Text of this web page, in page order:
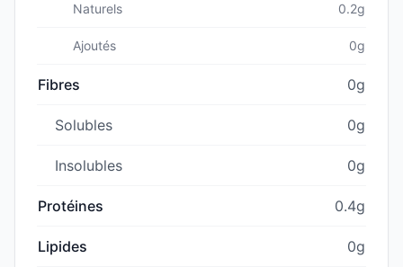
Naturels 0.2g
Ajoutés 0g
Fibres 0g
Solubles 0g
Insolubles 0g
Protéines 0.4g
Lipides 0g